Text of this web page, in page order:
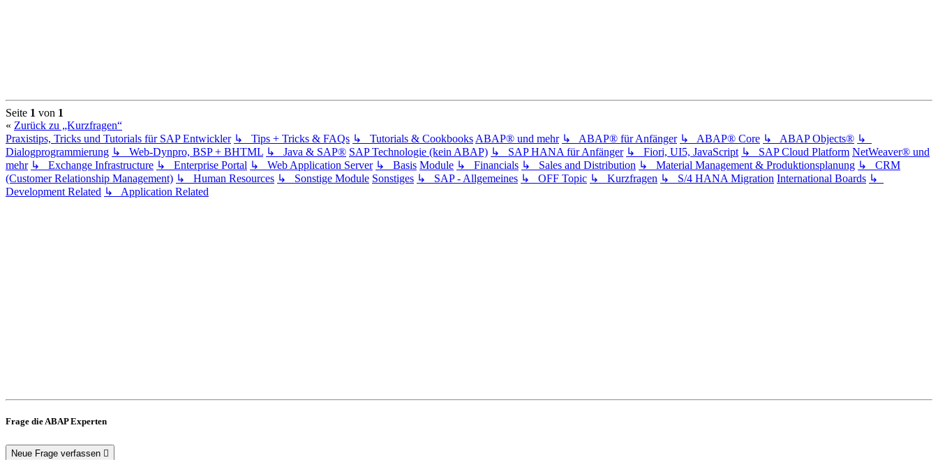
Seite 1 von 1
« Zurück zu „Kurzfragen“
Praxistips, Tricks und Tutorials für SAP Entwickler ↳ Tips + Tricks & FAQs ↳ Tutorials & Cookbooks ABAP® und mehr ↳ ABAP® für Anfänger ↳ ABAP® Core ↳ ABAP Objects® ↳
Dialogprogrammierung ↳ Web-Dynpro, BSP + BHTML ↳ Java & SAP® SAP Technologie (kein ABAP) ↳ SAP HANA für Anfänger ↳ Fiori, UI5, JavaScript ↳ SAP Cloud Platform NetWeaver® und
mehr ↳ Exchange Infrastructure ↳ Enterprise Portal ↳ Web Application Server ↳ Basis Module ↳ Financials ↳ Sales and Distribution ↳ Material Management & Produktionsplanung ↳ CRM
(Customer Relationship Management) ↳ Human Resources ↳ Sonstige Module Sonstiges ↳ SAP - Allgemeines ↳ OFF Topic ↳ Kurzfragen ↳ S/4 HANA Migration International Boards ↳
Development Related ↳ Application Related
Frage die ABAP Experten
Neue Frage verfassen